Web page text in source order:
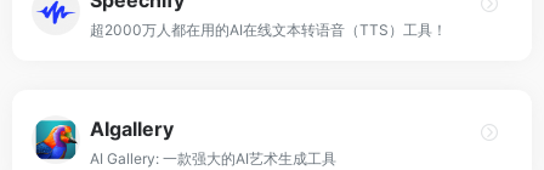
超2000万人都在用的AI在线文本转语音（TTS）工具！
AIgallery
AI Gallery: 一款强大的AI艺术生成工具